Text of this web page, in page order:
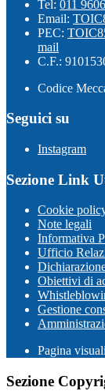
Tel: 011
Email:
PEC:
mail
C.F.:
Codice
Seguici su
Instagram
Sezione Link
Cookie
Note legali
Informativa
Ufficio
Obiettivi di
Gestione
Pagina
Sezione